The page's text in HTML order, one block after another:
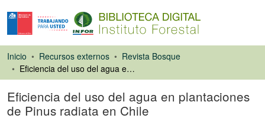
Inicio Recursos externos
Revista Bosque
Eficiencia del uso del agua en plantaciones de Pinus radiata en Chile
Eficiencia del uso del agua en plantaciones
de Pinus radiata en Chile